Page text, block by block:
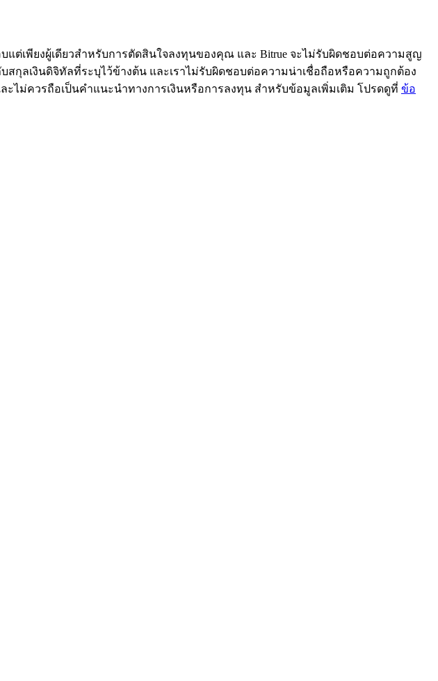
ต่เพียงผู้เดียวสำหรับการตัดสินใจลงทุนของคุณ และ Bitrue จะไม่รับผิดชอบต่อความสูญ
กุลเงินดิจิทัลที่ระบุไว้ข้างต้น และเราไม่รับผิดชอบต่อความน่าเชื่อถือหรือความถูกต้อง
ม่ควรถือเป็นคำแนะนำทางการเงินหรือการลงทุน สำหรับข้อมูลเพิ่มเติม โปรดดูที่ ข้อ